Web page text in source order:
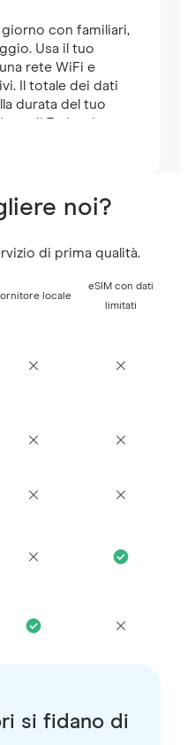
con familiari,
Usa il tuo
rete WiFi e
Il totale dei dati
durata del tuo
di 7 giorni
noi?
di prima qualità.
locale
eSIM con dati
limitati
si fidano di